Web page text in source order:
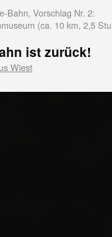
Bahn, Vorschlag Nr. 2:
(ca. 10 km, 2,5
ist zurück!
Wiest